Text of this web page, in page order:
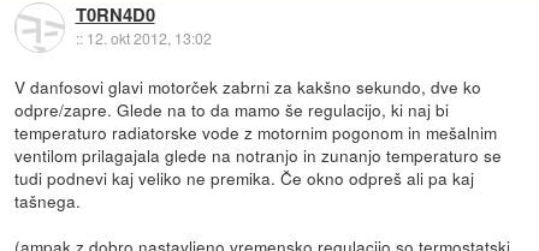
T0RN4D0
:: 12. okt 2012, 13:02
V danfosovi glavi motorček zabrni za kakšno sekundo, dve ko
odpre/zapre. Glede na to da mamo še regulacijo, ki naj bi
temperaturo radiatorske vode z motornim pogonom in mešalnim
ventilom prilagajala glede na notranjo in zunanjo temperaturo se
tudi podnevi kaj veliko ne premika. Če okno odpreš ali pa kaj
tašnega.